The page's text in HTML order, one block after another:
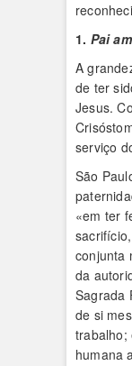
1. Pai
A
de ter
Jesus.
serviço
São
«em ter
conjunta
da
Sagrada
de si
trabalho;
humana